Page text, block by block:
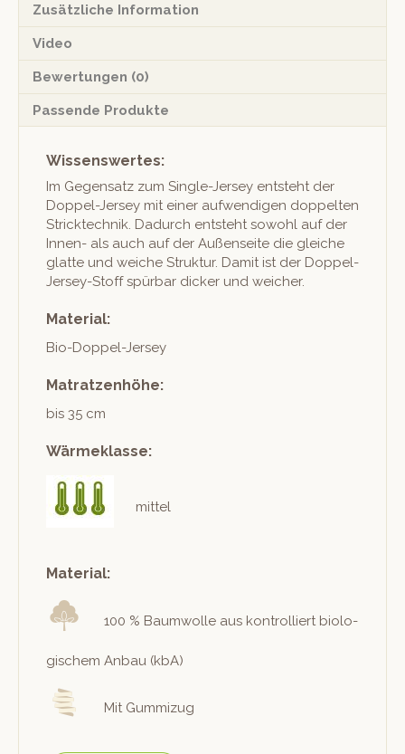
Zusätzliche Information
Video
Bewertungen (0)
Passende Produkte
Wissenswertes:
Im Gegen­satz zum Sin­gle-Jer­sey entste­ht der
Dop­pel-Jer­sey mit ein­er aufwendi­gen dop­pel­ten
Strick­tech­nik. Dadurch entste­ht sowohl auf der
Innen- als auch auf der Außen­seite die gle­iche
glat­te und weiche Struk­tur. Damit ist der Dop­pel-
Jer­sey-Stoff spür­bar dick­er und weicher.
Material:
Bio-Dop­pel-Jer­sey
Matratzenhöhe:
bis 35 cm
Wärmeklasse:
mittel
Material:
100 % Baum­wolle aus kon­trol­liert biol­o­
gis­chem Anbau (kbA)
Mit Gummizug